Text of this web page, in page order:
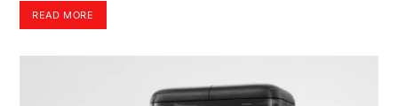
READ MORE